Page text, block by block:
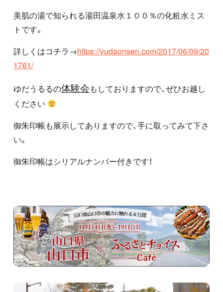
美肌の湯で知られる湯田温泉水１００％の化粧水ミス
トです。
詳しくはコチラ→https://yudaonsen.com/2017/06/09/20
1761/
ゆだうるるの体験会もしておりますので、ぜひお越し
ください
御朱印帳も展示してありますので、手に取ってみて下さ
い。
御朱印帳はシリアルナンバー付きです！